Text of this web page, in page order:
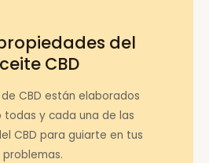
del
CBD
CBD están elaborados
todas y cada una de las
CBD para guiarte en tus
problemas.